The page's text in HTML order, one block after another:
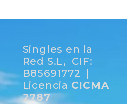
Singles en la
Red S.L, CIF:
B85691772 |
Licencia CICMA
2787